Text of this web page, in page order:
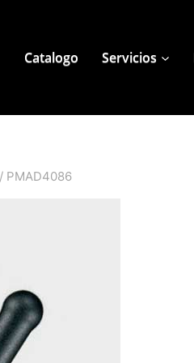
Catalogo Servicios
/ PMAD4086